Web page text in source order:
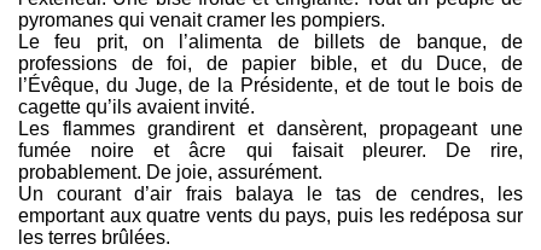
pyromanes qui venait cramer les pompiers.
Le feu prit, on l’alimenta de billets de banque, de
professions de foi, de papier bible, et du Duce, de
l’Évêque, du Juge, de la Présidente, et de tout le bois de
cagette qu’ils avaient invité.
Les flammes grandirent et dansèrent, propageant une
fumée noire et âcre qui faisait pleurer. De rire,
probablement. De joie, assurément.
Un courant d’air frais balaya le tas de cendres, les
emportant aux quatre vents du pays, puis les redéposa sur
les terres brûlées.